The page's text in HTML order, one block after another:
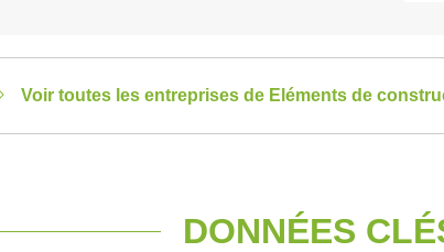
Voir toutes les entreprises de Eléments de
DONNÉES